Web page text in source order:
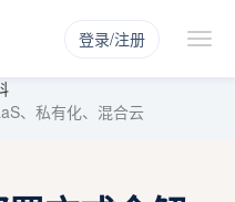
登录/注册
、私有化、混合云